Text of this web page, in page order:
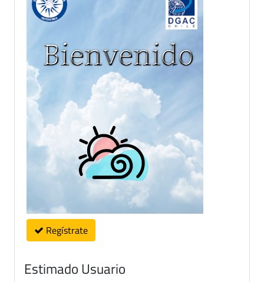
Regístrate
Estimado Usuario